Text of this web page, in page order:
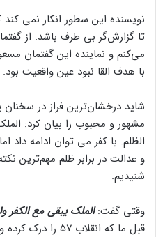
یک از اینها را پاسخ نداد.
نویسنده این سطور انکار نمی
تا گزارش‌گر بی طرف باشد. از
با هدف القا نبود عین واقعیت بود.
شاید درخشان‌ترین فراز در
مشهور و محبوب را بیان کرد:
الظلم. با کفر می توان ادامه داد
شنیدیم.